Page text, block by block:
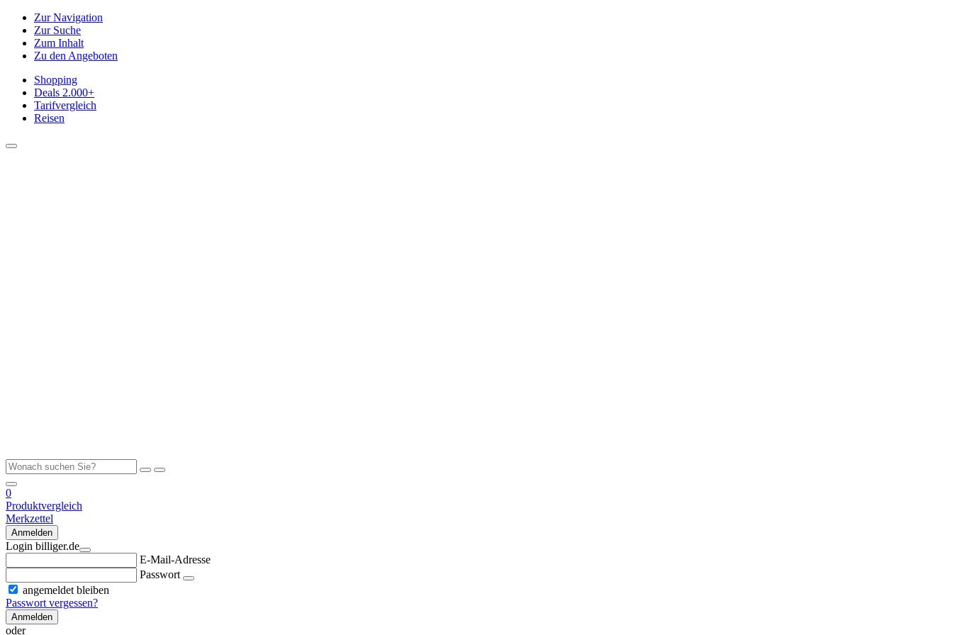
Zur Navigation
Zur Suche
Zum Inhalt
Zu den Angeboten
Shopping
Deals 2.000+
Tarifvergleich
Reisen
0
Produktvergleich
Merkzettel
Anmelden
Login billiger.de
E-Mail-Adresse
Passwort
angemeldet bleiben
Passwort vergessen?
Anmelden
oder